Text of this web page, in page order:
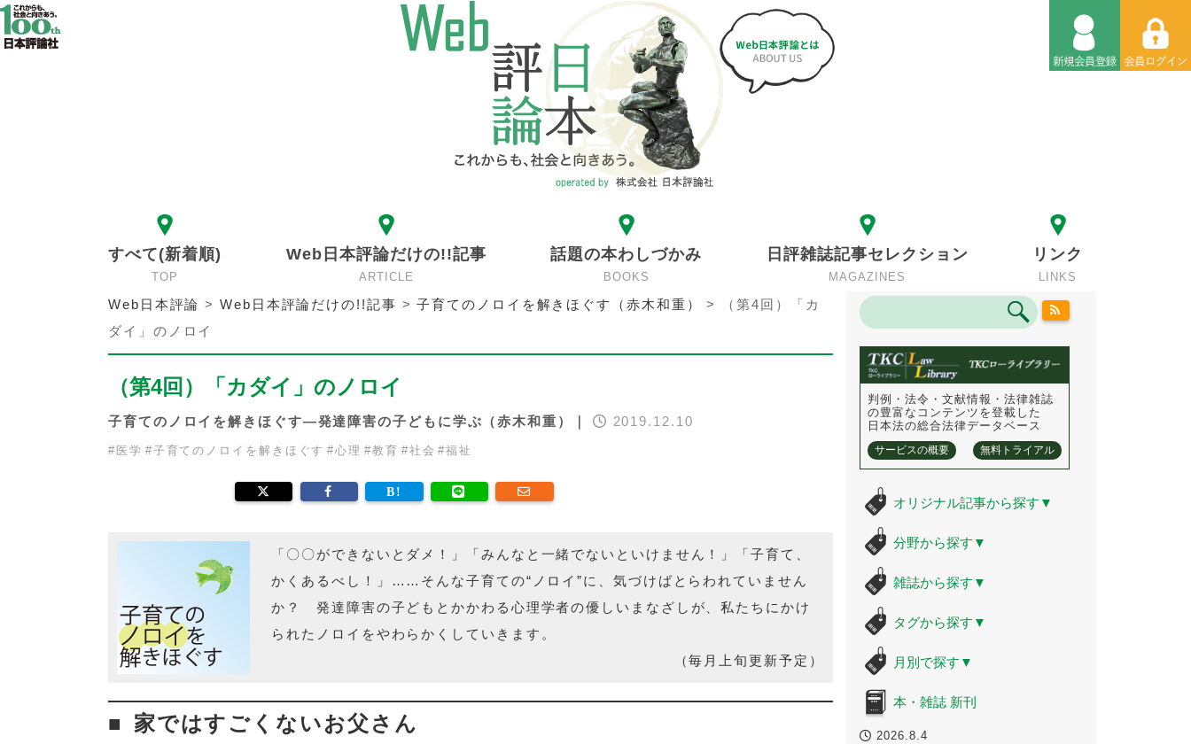
すべて(新着順)
TOP
Web日本評論だけの!!記事
ARTICLE
話題の本わしづかみ
BOOKS
日評雑誌記事セレクション
MAGAZINES
リンク
LINKS
Web日本評論 >Web日本評論だけの!!記事 >子育てのノロイを解きほぐす（赤木和重） >
（第4回）「カ
ダイ」のノロイ
（第4回）「カダイ」のノロイ
子育てのノロイを解きほぐす―発達障害の子どもに学ぶ（赤木和重）｜ 2019.12.10
# 医学 #子育てのノロイを解きほぐす #心理 #教育 #社会 #福祉
「〇〇ができないとダメ！」「みんなと一緒でないといけません！」「子育て、
かくあるべし！」……そんな子育ての“ノロイ”に、気づけばとらわれていません
か？ 発達障害の子どもとかかわる心理学者の優しいまなざしが、私たちにかけ
られたノロイをやわらかくしていきます。
（毎月上旬更新予定）
家ではすごくないお父さん
判例・法令・文献情報・法律雑誌
の豊富なコンテンツを登載した
日本法の総合法律データベース
サービスの概要 無料トライアル
オリジナル記事から探す ▼
分野から探す ▼
雑誌から探す ▼
タグから探す ▼
月別で探す ▼
本・雑誌 新刊
2026.8.4